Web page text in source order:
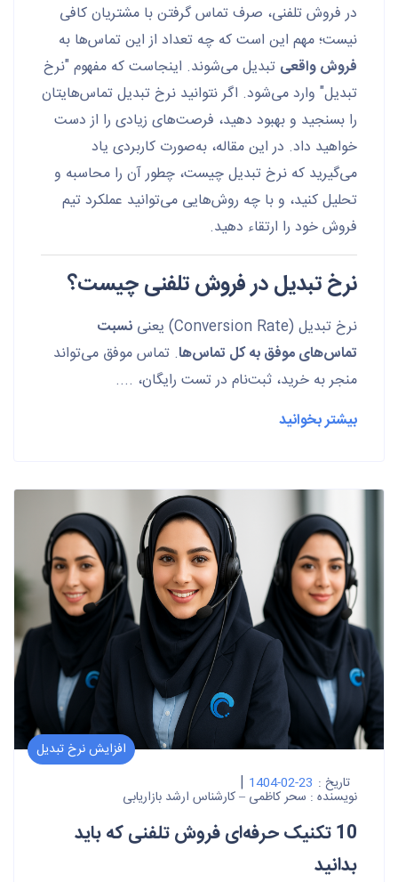
در فروش تلفنی، صرف تماس گرفتن با مشتریان کافی
نیست؛ مهم این است که چه تعداد از این تماس‌ها به
فروش واقعی تبدیل می‌شوند. اینجاست که مفهوم "نرخ
تبدیل" وارد می‌شود. اگر نتوانید نرخ تبدیل تماس‌هایتان
را بسنجید و بهبود دهید، فرصت‌های زیادی را از دست
خواهید داد. در این مقاله، به‌صورت کاربردی یاد
می‌گیرید که نرخ تبدیل چیست، چطور آن را محاسبه و
تحلیل کنید، و با چه روش‌هایی می‌توانید عملکرد تیم
فروش خود را ارتقاء دهید.
نرخ تبدیل در فروش تلفنی چیست؟
نرخ تبدیل (Conversion Rate) یعنی
نسبت
تماس‌های موفق به کل تماس‌ها. تماس موفق می‌تواند
منجر به خرید، ثبت‌نام در تست رایگان، ....
بیشتر بخوانید
افزایش نرخ تبدیل
تاریخ : 1404-02-23
|
نویسنده : سحر کاظمی – کارشناس ارشد بازاریابی
10 تکنیک حرفه‌ای فروش تلفنی که باید
بدانید